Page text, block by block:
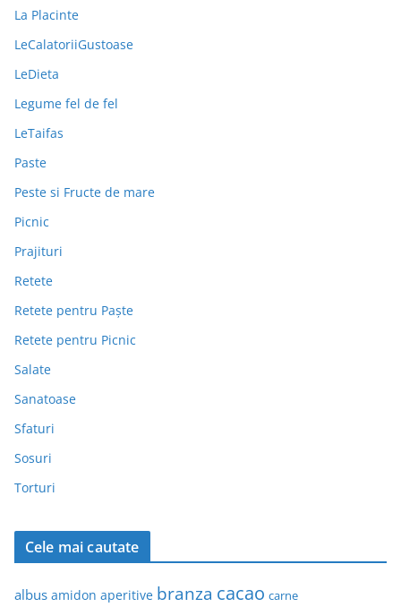
La Placinte
LeCalatoriiGustoase
LeDieta
Legume fel de fel
LeTaifas
Paste
Peste si Fructe de mare
Picnic
Prajituri
Retete
Retete pentru Paște
Retete pentru Picnic
Salate
Sanatoase
Sfaturi
Sosuri
Torturi
Cele mai cautate
albus amidon aperitive branza cacao carne